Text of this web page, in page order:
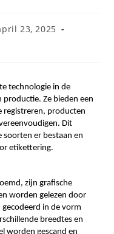
23, 2025
technologie in de
Ze bieden een
registreren, producten
Dit
er bestaan en
etikettering.
zijn grafische
worden gelezen door
gecodeerd in de vorm
breedtes en
worden gescand en